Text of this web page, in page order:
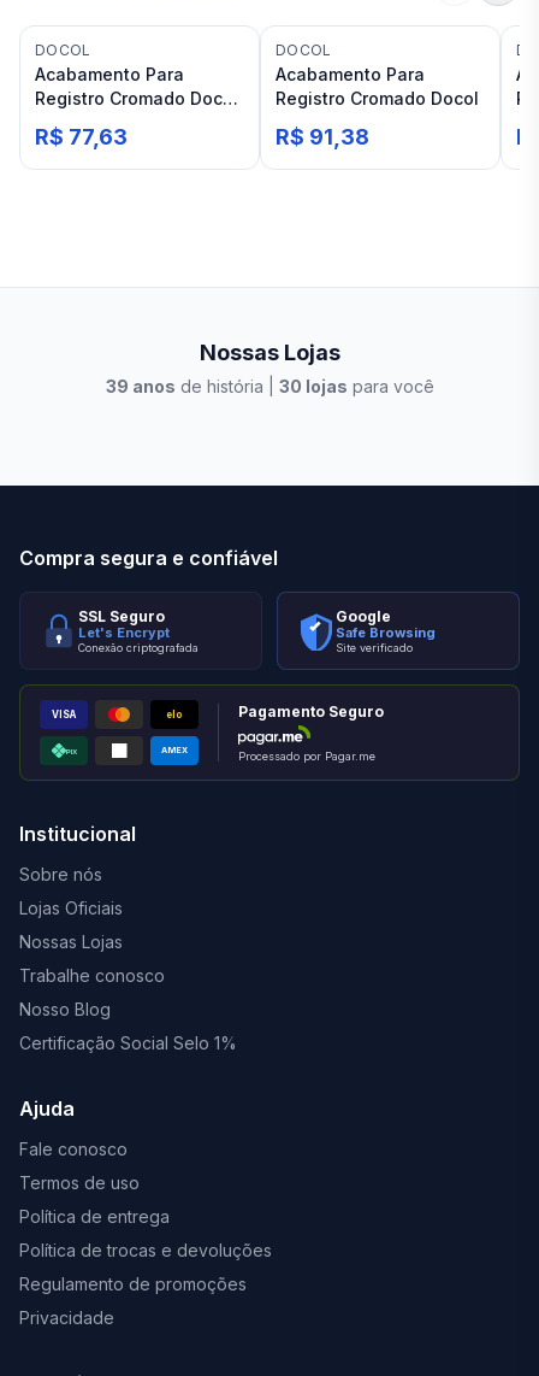
DOCOL
Acabamento Para
Registro Cromado Docol
Pertutti
R$ 77,63
DOCOL
Acabamento Para
Registro Cromado Docol
R$ 91,38
Nossas Lojas
39 anos de história | 30 lojas para você
Compra segura e confiável
SSL Seguro
Let's Encrypt
Conexão criptografada
Google
Safe Browsing
Site verificado
VISA elo
PIX AMEX
Pagamento Seguro
Processado por Pagar.me
Institucional
Sobre nós
Lojas Oficiais
Nossas Lojas
Trabalhe conosco
Nosso Blog
Certificação Social Selo 1%
Ajuda
Fale conosco
Termos de uso
Política de entrega
Política de trocas e devoluções
Regulamento de promoções
Privacidade